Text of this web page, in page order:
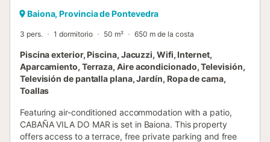
Baiona, Provincia de Pontevedra
3 pers. 1 dormitorio 50 m² 650 m de la costa
Piscina exterior, Piscina, Jacuzzi, Wifi, Internet,
Aparcamiento, Terraza, Aire acondicionado, Televisión,
Televisión de pantalla plana, Jardín, Ropa de cama,
Toallas
Featuring air-conditioned accommodation with a patio,
CABAÑA VILA DO MAR is set in Baiona. This property
offers access to a terrace, free private parking and free